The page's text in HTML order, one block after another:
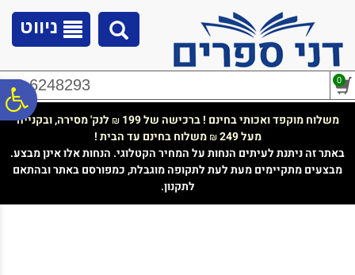
נגישות
ניווט
02-6248293 0
משלוח מוקפד ואכותי בחינם ! ברכישה של 199 ₪ לנק' מסירה, ובקנייה
מעל 249
₪משלוח בחינם עד הבית !
באתר זה ניתנת לעיתים הנחות על המחיר הקטלוגי. הנחות אלו אינן מבצע.
מבצעים מתקיימים מעת לעת לתקופה מוגבלת, כמפורסם באתר ובהתאם
לתקנון.